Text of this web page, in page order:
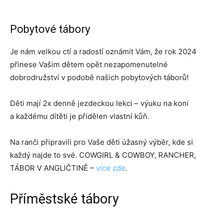
Pobytové tábory
Je nám velkou ctí a radostí oznámit Vám, že rok 2024
přinese Vašim dětem opět nezapomenutelné
dobrodružství v podobě našich pobytových táborů!
Děti mají 2x denně jezdeckou lekci – výuku na koni
a každému dítěti je přidělen vlastní kůň.
Na ranči připravili pro Vaše děti úžasný výběr, kde si
každý najde to své. COWGIRL & COWBOY, RANCHER,
TÁBOR V ANGLIČTINĚ – více zde.
Příměstské tábory